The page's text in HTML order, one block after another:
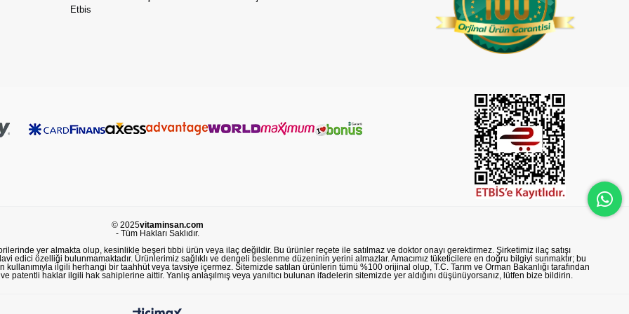
Etbis
© 2025vitaminsan.com
- Tüm Hakları Saklıdır.
yer almakta olup, kesinlikle beşeri tıbbi ürün veya ilaç değildir. Bu ürünler reçete ile satılmaz ve doktor onayı gerektirmez. Şirketimiz ilaç satışı
edici özelliği bulunmamaktadır. Ürünlerimiz sağlıklı ve dengeli beslenme düzeninin yerini almazlar. Amacımız tüketicilere en doğru bilgiyi sunmaktır; bu
ilgili herhangi bir taahhüt veya tavsiye içermez. Sitemizde satılan ürünlerin tümü %100 orijinal olup, T.C. Tarım ve Orman Bakanlığı tarafından
patentli haklar ilgili hak sahiplerine aittir. Yanlış anlaşılmış veya yanıltıcı bulunan ifadelerin sitemizde yer aldığını düşünüyorsanız, lütfen bize bildirin.